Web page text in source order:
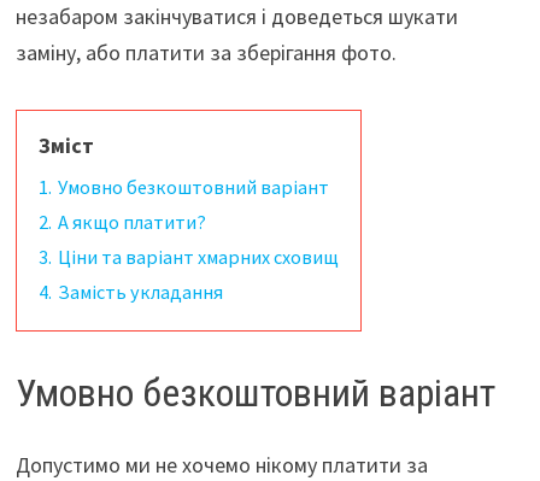
незабаром закінчуватися і доведеться шукати
заміну, або платити за зберігання фото.
Зміст
1. Умовно безкоштовний варіант
2. А якщо платити?
3. Ціни та варіант хмарних сховищ
4. Замість укладання
Умовно безкоштовний варіант
Допустимо ми не хочемо нікому платити за